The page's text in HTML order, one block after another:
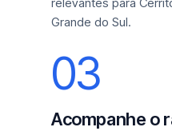
Grande do Sul.
03
Acompanhe o